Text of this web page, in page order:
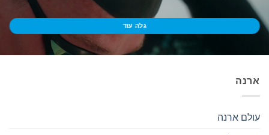
גלה עוד
ארנה
עולם ארנה